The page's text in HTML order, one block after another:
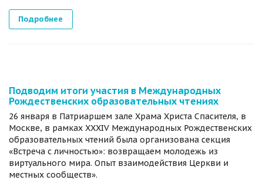
Подробнее
Подводим итоги участия в Международных
Рождественских образовательных чтениях
26 января в Патриаршем зале Храма Христа Спасителя, в
Москве, в рамках XXXIV Международных Рождественских
образовательных чтений была организована секция
«Встреча с личностью»: возвращаем молодежь из
виртуального мира. Опыт взаимодействия Церкви и
местных сообществ».